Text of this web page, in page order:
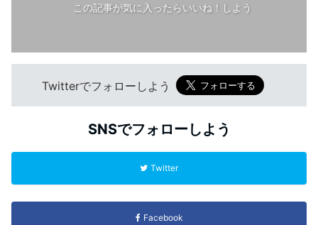
この記事が気に入ったらいいね！しよう
Twitterでフォローしよう
SNSでフォローしよう
Twitter
Facebook